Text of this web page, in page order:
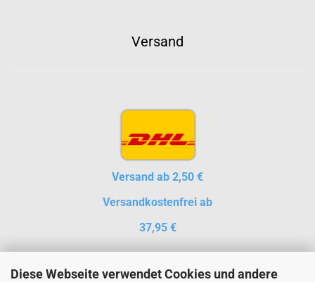
Diese Webseite verwendet Cookies und andere
Versand
Versand ab 2,50 €
Versandkostenfrei ab
37,95 €